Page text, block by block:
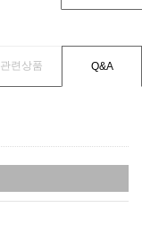
관련상품 Q&A